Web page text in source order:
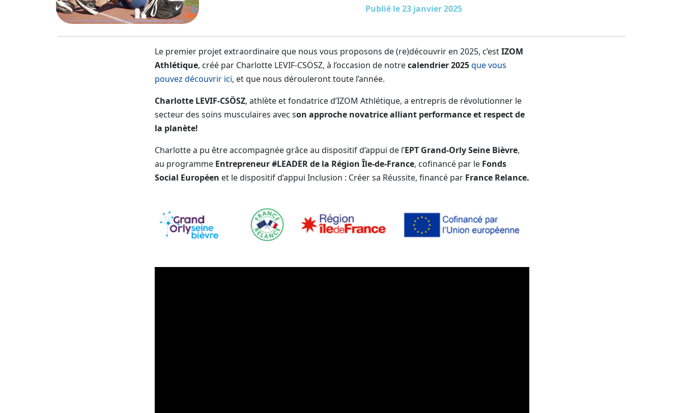
Publié le 23 janvier 2025
Le premier projet extraordinaire que nous vous proposons de (re)découvrir en 2025, c’estIZOM
Athlétique, créé par Charlotte LEVIF-CSÖSZ, à l’occasion de notrecalendrier 2025que vous
pouvez découvrir ici, et que nous dérouleront toute l’année.
Charlotte LEVIF-CSÖSZ, athlète et fondatrice d’IZOM Athlétique, a entrepris de révolutionner le
secteur des soins musculaires avec son approche novatrice alliant performance et respect de
la planète!
Charlotte a pu être accompagnée grâce au dispositif d’appui de l’EPT Grand-Orly Seine Bièvre,
au programme Entrepreneur #LEADER de la Région Île-de-France, cofinancé par le Fonds
Social Européen et le dispositif d’appui Inclusion : Créer sa Réussite, financé par France Relance.